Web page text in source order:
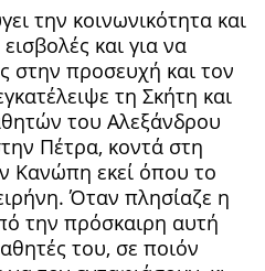
την κοινωνικότητα και
και για να
στην προσευχή και τον
τη Σκήτη και
του Αλεξάνδρου
Πέτρα, κοντά στη
Κανώπη εκεί όπου το
Όταν πλησίαζε η
την πρόσκαιρη αυτή
του, σε ποιόν